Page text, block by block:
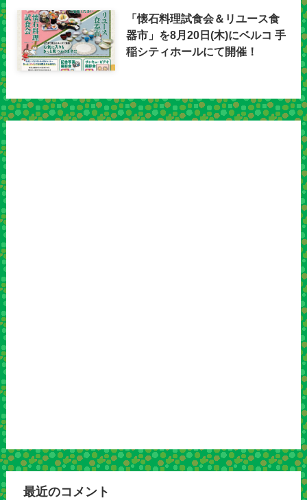
「懐石料理試食会＆リユース食
器市」を8月20日(木)にベルコ 手
稲シティホールにて開催！
最近のコメント